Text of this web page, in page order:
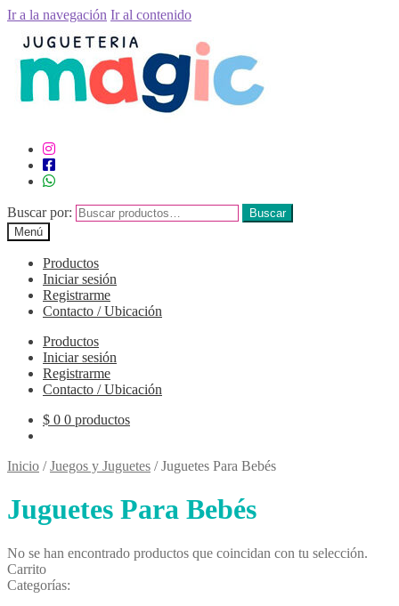
Ir a la navegación Ir al contenido
Buscar por:
Buscar
Menú
Productos
Iniciar sesión
Registrarme
Contacto / Ubicación
Productos
Iniciar sesión
Registrarme
Contacto / Ubicación
$ 0 0 productos
Inicio /Juegos y Juguetes /Juguetes Para Bebés
Juguetes Para Bebés
No se han encontrado productos que coincidan con tu selección.
Carrito
Categorías: